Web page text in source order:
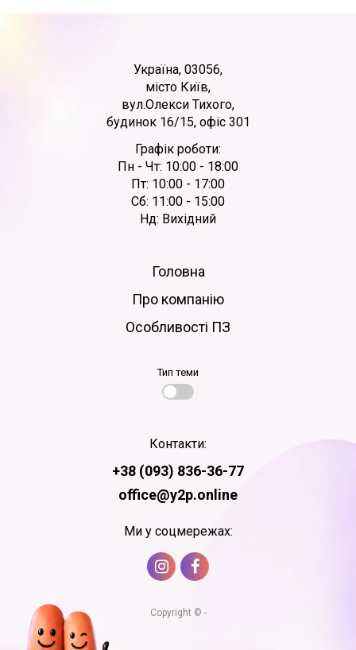
Україна, 03056,
місто Київ,
вул.Олекси Тихого,
будинок 16/15, офіс 301
Графік роботи:
Пн - Чт: 10:00 - 18:00
Пт: 10:00 - 17:00
Сб: 11:00 - 15:00
Нд: Вихідний
Головна
Про компанію
Особливості ПЗ
Тип теми
Контакти:
+38 (093) 836-36-77
office@y2p.online
Ми у соцмережах:
Copyright © -